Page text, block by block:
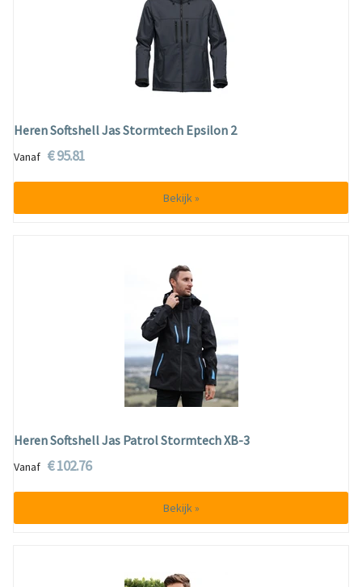
Heren Softshell Jas Stormtech Epsilon 2
Vanaf € 95.81
Bekijk »
Heren Softshell Jas Patrol Stormtech XB-3
Vanaf € 102.76
Bekijk »